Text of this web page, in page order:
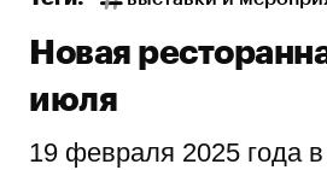
Новая
июля
19 февраля 2025 года